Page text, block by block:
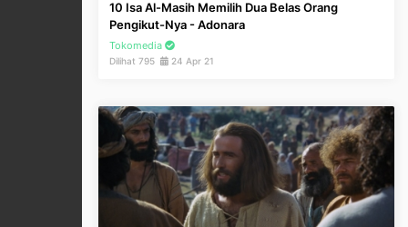
10 Isa Al-Masih Memilih Dua Belas Orang
Pengikut-Nya - Adonara
Tokomedia
Dilihat 795 24 Apr 21